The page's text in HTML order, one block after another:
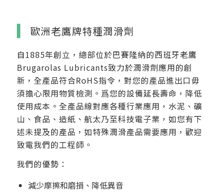
歐洲老鷹牌特種潤滑劑
自1885年創立，總部位於巴賽隆納的西班牙老鷹
Brugarolas Lubricants致力於潤滑劑應用的創
新，全產品符合RoHS指令，對您的產品進出口毋
須擔心限用物質檢測。爲您的設備延長壽命，降低
使用成本。全產品線對應各種行業應用，水泥、礦
山、食品、造紙、航太乃至科技電子業，如您有下
述未提及的產品，如特殊潤滑產品需要應用，歡迎
致電我們的工程師。
我們的優勢：
減少摩擦和磨損、降低異音